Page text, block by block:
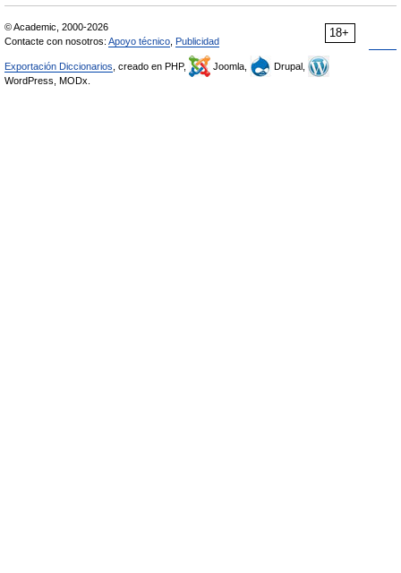
18+
© Academic, 2000-2026
Contacte con nosotros: Apoyo técnico Publicidad
Exportación Diccionarios , creado en PHP, Joomla,
Drupal,
WordPress, MODx.